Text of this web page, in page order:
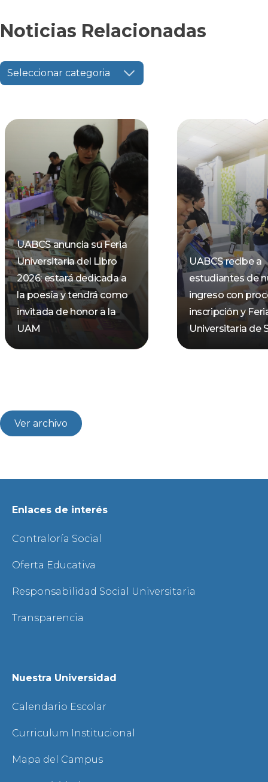
Noticias Relacionadas
Seleccionar categoria
UABCS anuncia su Feria
Universitaria del Libro
2026; estará dedicada a
la poesía y tendrá como
invitada de honor a la
UAM
UABCS recibe a
estudiantes de
ingreso con
inscripción y
Universitaria de
Ver archivo
Enlaces de interés
Contraloría Social
Oferta Educativa
Responsabilidad Social Universitaria
Transparencia
Nuestra Universidad
Calendario Escolar
Curriculum Institucional
Mapa del Campus